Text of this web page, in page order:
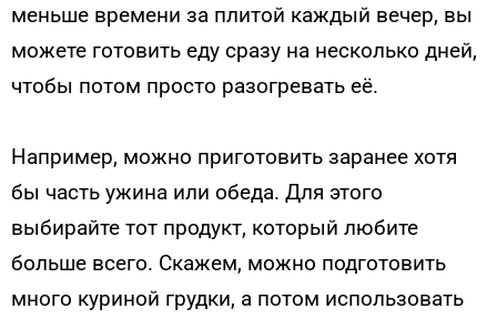
меньше времени за плитой каждый вечер, вы
можете готовить еду сразу на несколько дней,
чтобы потом просто разогревать её.
Например, можно приготовить заранее хотя
бы часть ужина или обеда. Для этого
выбирайте тот продукт, который любите
больше всего. Скажем, можно подготовить
много куриной грудки, а потом использовать